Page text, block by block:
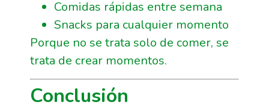
Comidas rápidas entre semana
Snacks para cualquier momento
Porque no se trata solo de comer, se
trata de crear momentos.
Conclusión